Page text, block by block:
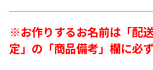
※お作りするお名前は「配
定」の「商品備考」欄に必